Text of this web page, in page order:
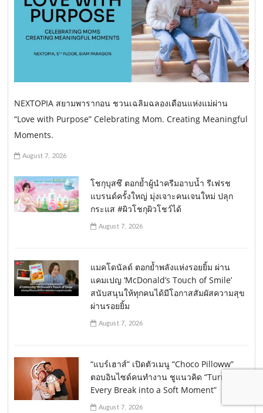
NEXTOPIA สยามพารากอน ชวนเฉลิมฉลองเดือนแห่งแม่ผ่าน
“Love with Purpose” Celebrating Mom. Creating Meaningful
Moments.
August 7, 2026
โชกุบุสซึ ตอกย้ำผู้นำครีมอาบน้ำ รีเฟรช
แบรนด์ครั้งใหญ่ มุ่งเจาะคนเจนใหม่ ปลุก
กระแส #ผิวโชกุผิวโชว์ได้
August 7, 2026
แมคโดนัลด์ ตอกย้ำพลังแห่งรอยยิ้ม ผ่าน
แคมเปญ ‘McDonald’s Touch of Smile’
สนับสนุนให้ทุกคนได้มีโอกาสสัมผัสความสุข
ผ่านรอยยิ้ม
August 7, 2026
“แบร์เฮาส์” เปิดตัวเมนู “Choco Pilloww”
ตอบอินไซด์คนทำงาน ชูแนวคิด “Turn
Every Break into a Soft Moment”
August 7, 2026